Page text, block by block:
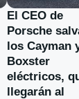
El CEO de
Porsche
los Cayman
Boxster
eléctricos,
llegarán al